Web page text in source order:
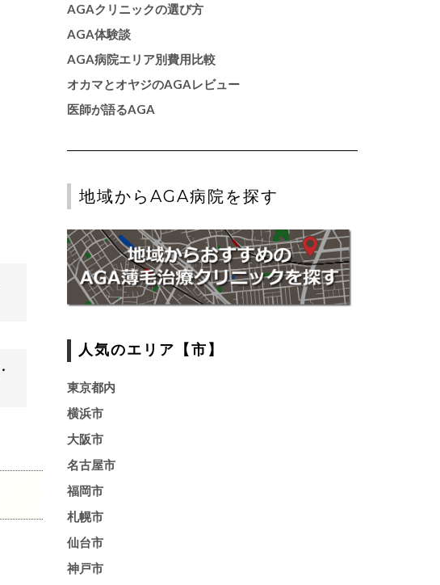
AGAクリニックの選び方
AGA体験談
AGA病院エリア別費用比較
オカマとオヤジのAGAレビュー
医師が語るAGA
地域からAGA病院を探す
人気のエリア【市】
東京都内
横浜市
大阪市
名古屋市
福岡市
札幌市
仙台市
神戸市